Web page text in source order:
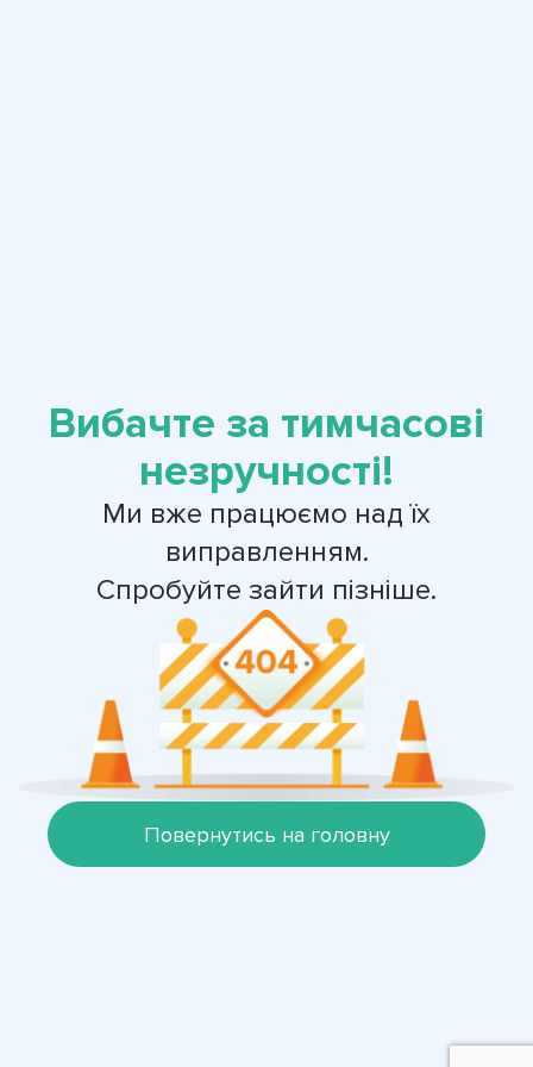
Вибачте за тимчасові
незручності!
Ми вже працюємо над їх
виправленням.
Спробуйте зайти пізніше.
Повернутись на головну